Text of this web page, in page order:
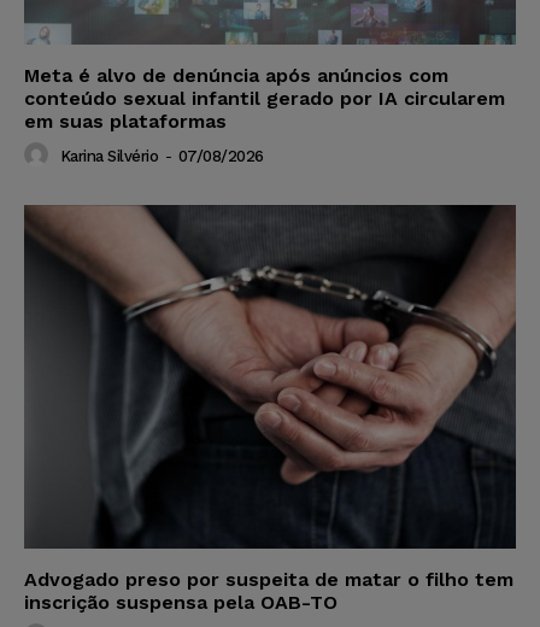
Meta é alvo de denúncia após anúncios com
conteúdo sexual infantil gerado por IA circularem
em suas plataformas
Karina Silvério - 07/08/2026
Advogado preso por suspeita de matar o filho tem
inscrição suspensa pela OAB-TO